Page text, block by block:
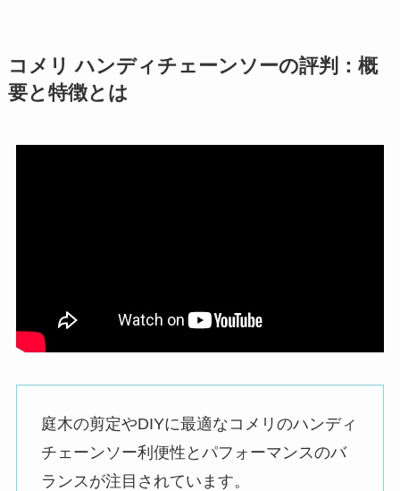
コメリ ハンディチェーンソーの評判：概
要と特徴とは
庭木の剪定やDIYに最適なコメリのハンディ
チェーンソー利便性とパフォーマンスのバ
ランスが注目されています。